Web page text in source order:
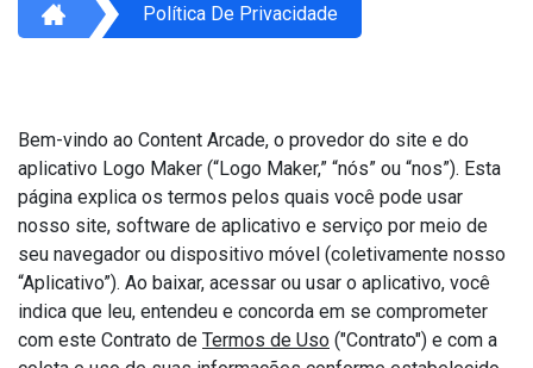
Política De Privacidade
Bem-vindo ao Content Arcade, o provedor do site e do
aplicativo Logo Maker (“Logo Maker,” “nós” ou “nos”). Esta
página explica os termos pelos quais você pode usar
nosso site, software de aplicativo e serviço por meio de
seu navegador ou dispositivo móvel (coletivamente nosso
“Aplicativo”). Ao baixar, acessar ou usar o aplicativo, você
indica que leu, entendeu e concorda em se comprometer
com este Contrato de Termos de Uso ("Contrato") e com a